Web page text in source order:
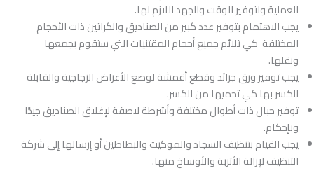
العملية ولتوفير الوقت والجهد اللازم لها.
يجب الاهتمام بتوفير عدد كبير من الصناديق والكراتين ذات الأحجام
المختلفة كي تلائم جميع أحجام المقتنيات التي ستقوم بجمعها
ونقلها.
يجب توفير ورق جرائد وقطع أقمشة لوضع الأغراض الزجاجية والقابلة
للكسر بها كي تحميها من الكسر.
توفير حبال ذات أطوال مختلفة وأشرطة لاصقة لإغلاق الصناديق جيدًا
وبإحكام.
يجب القيام بتنظيف السجاد والموكيت والبطاطين أو إرسالها إلى شركة
التنظيف لإزالة الأتربة والأوساخ منها.